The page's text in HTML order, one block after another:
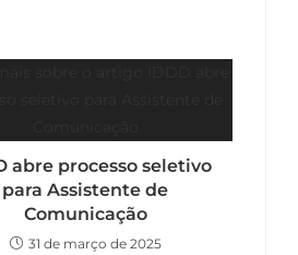
abre processo seletivo
para Assistente de
Comunicação
31 de março de 2025